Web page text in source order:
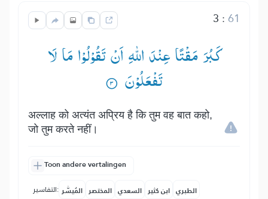
3 :61
كَبُرَ مَقْتًا عِنْدَ اللّٰهِ اَنْ تَقُوْلُوْا مَا لَا
تَفْعَلُوْنَ ۟
अल्लाह को अत्यंत अप्रिय है कि तुम वह बात कहो,
जो तुम करते नहीं।
Toon andere vertalingen
التفاسير: المُيسَّر المختصر السعدي ابن كثير الطبري